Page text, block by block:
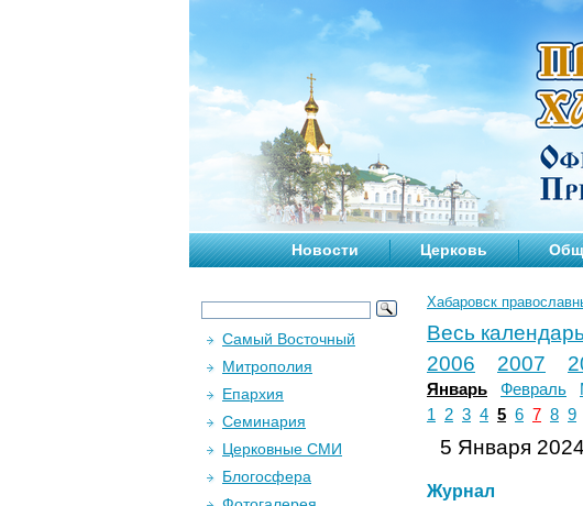
Новости Церковь
Хабаровск
Весь календарь
2006
2007
Январь Февраль
1
2 3 4 5 6 7 8 9
5 Января 2024
Журнал
Самый Восточный
Митрополия
Епархия
Семинария
Церковные СМИ
Блогосфера